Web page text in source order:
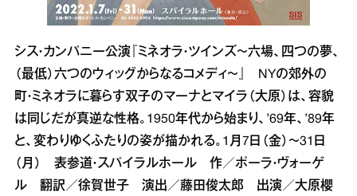
シス・カンパニー公演『ミネオラ・ツインズ～六場、四つの夢、
（最低）六つのウィッグからなるコメディ～』 NYの郊外の
町・ミネオラに暮らす双子のマーナとマイラ（大原）は、容貌
は同じだが真逆な性格。1950年代から始まり、’69年、’89年
と、変わりゆくふたりの姿が描かれる。1月7日（金）～31日
（月） 表参道・スパイラルホール 作／ポーラ・ヴォーゲ
ル 翻訳／徐賀世子 演出／藤田俊太郎 出演／大原櫻